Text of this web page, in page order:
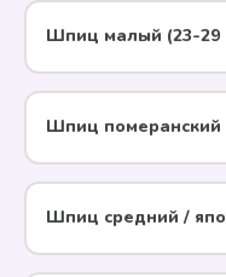
Шпиц малый (23-29
Шпиц померанский
Шпиц средний /